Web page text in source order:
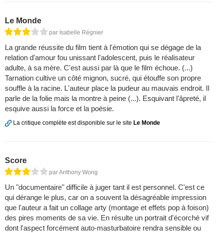
Le Monde
par Isabelle Régnier
La grande réussite du film tient à l'émotion qui se dégage de la
relation d'amour fou unissant l'adolescent, puis le réalisateur
adulte, à sa mère. C'est aussi par là que le film échoue. (...)
Tarnation cultive un côté mignon, sucré, qui étouffe son propre
souffle à la racine. L'auteur place la pudeur au mauvais endroit. Il
parle de la folie mais la montre à peine (...). Esquivant l'âpreté, il
esquive aussi la force et la poésie.
La critique complète est disponible sur le site Le Monde
Score
par Anthony Wong
Un "documentaire" difficile à juger tant il est personnel. C'est ce
qui dérange le plus, car on a souvent la désagréable impression
que l'auteur a fait un collage arty (montage et effets pop à foison)
des pires moments de sa vie. En résulte un portrait d'écorché vif
dont l'aspect forcément auto-masturbatoire rendra sensible ou